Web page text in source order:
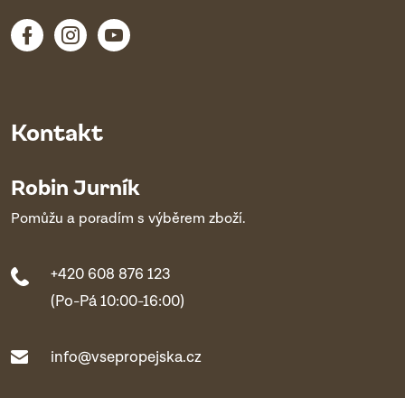
Kontakt
Robin Jurník
Pomůžu a poradím s výběrem zboží.
+420 608 876 123
(Po-Pá 10:00-16:00)
info@vsepropejska.cz